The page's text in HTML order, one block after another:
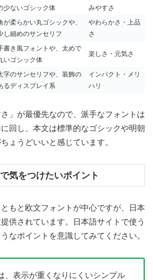
少ないゴシック体
みやすさ
が柔らかい丸ゴシックや、
し細めのサンセリフ
やわらかさ・上品
さ
書き風フォントや、太めで
いゴシック体
楽しさ・元気さ
字のサンセリフや、装飾の
るディスプレイ系
インパクト・メリ
ハリ
」が最優先なので、派手なフォントは
回し、本文は標準的なゴシックや明朝
ょうどいいと感じています。
気をつけたいポイント
もと欧文フォントが中心ですが、日本
供されています。日本語サイトで使う
なポイントを意識してみてください。
、表示が重くなりにくいシンプル